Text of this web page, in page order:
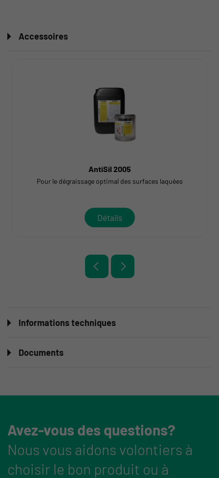
Accessoires
AntiSil 2005
Pour le dégraissage optimal des surfaces laquées
Détails
Informations techniques
Documents
Avez-vous des questions?
Nous vous aidons volontiers à
choisir le bon produit ou à